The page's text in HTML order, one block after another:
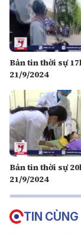
Bản tin thời sự
21/9/2024
Bản tin thời sự
21/9/2024
TIN